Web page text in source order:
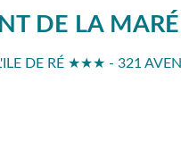
DE LA
DE RÉ ★★★ - 321